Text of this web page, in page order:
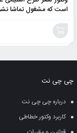
است که مشغول تماشا
سبد
چی چی نت
درباره چی چی نت
کاربرد وکتور خطاطی